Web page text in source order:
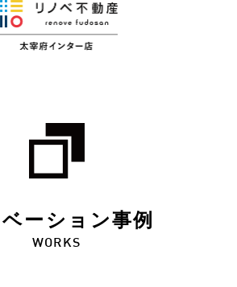
ーション事例
WORKS